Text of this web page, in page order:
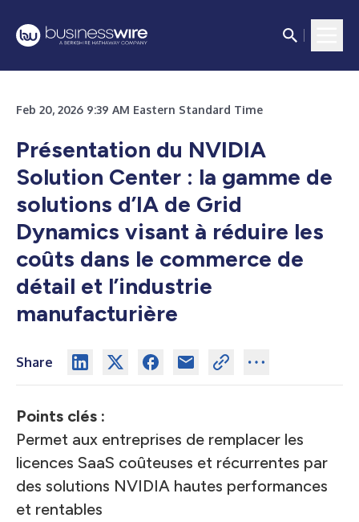
Feb 20, 2026 9:39 AM Eastern Standard Time
Présentation du NVIDIA
Solution Center : la gamme de
solutions d’IA de Grid
Dynamics visant à réduire les
coûts dans le commerce de
détail et l’industrie
manufacturière
Share
Points clés :
Permet aux entreprises de remplacer les
licences SaaS coûteuses et récurrentes par
des solutions NVIDIA hautes performances
et rentables